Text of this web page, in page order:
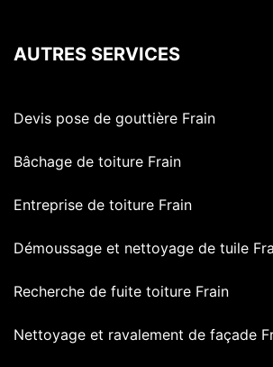
AUTRES SERVICES
Devis pose de gouttière Frain
Bâchage de toiture Frain
Entreprise de toiture Frain
Démoussage et nettoyage de tuile
Recherche de fuite toiture Frain
Nettoyage et ravalement de façade